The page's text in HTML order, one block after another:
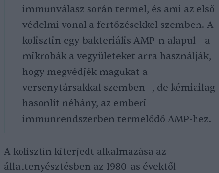
immunválasz során termel, és ami az első
védelmi vonal a fertőzésekkel szemben. A
kolisztin egy bakteriális AMP-n alapul – a
mikrobák a vegyületeket arra használják,
hogy megvédjék magukat a
versenytársakkal szemben –, de kémiailag
hasonlít néhány, az emberi
immunrendszerben termelődő AMP-hez.
A kolisztin kiterjedt alkalmazása az
állattenyésztésben az 1980-as évektől